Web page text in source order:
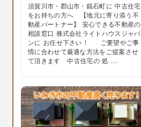
須賀川市・郡山市・鏡石町に 中古住宅
をお持ちの方へ 【地元に寄り添う不
動産パートナー】 安心できる不動産の
相談窓口 株式会社ライトハウスジャパ
ンに お任せ下さい！ ご要望やご事
情に合わせて最適な方法をご提案させ
て頂きます 中古住宅の 処 ...